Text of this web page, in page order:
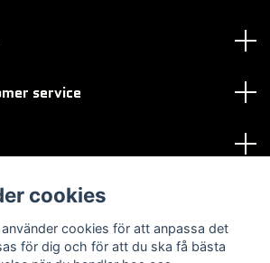
service
cookies
cookies för att anpassa det
för dig och för att du ska få bästa